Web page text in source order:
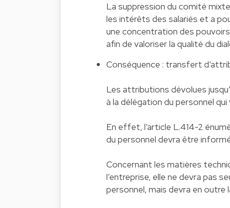
La suppression du comité
les intérêts des salariés et a
une concentration des
afin de valoriser la qualité du
Conséquence : transfert
Les attributions dévolues
à la délégation du personnel
En effet, l’article L.414-2
du personnel devra être
Concernant les matières
l’entreprise, elle ne devra pas
personnel, mais devra en outre